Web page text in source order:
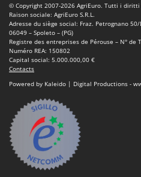
© Copyright 2007-2026 AgriEuro. Tutti i
Raison sociale: AgriEuro S.R.L.
Adresse du siège social: Fraz. Petrognano 50/
06049 – Spoleto – (PG)
Registre des entreprises de Pérouse – N° de
Numéro REA: 150802
Capital social: 5.000.000,00 €
Contacts
Powered by Kaleido | Digital Productions -